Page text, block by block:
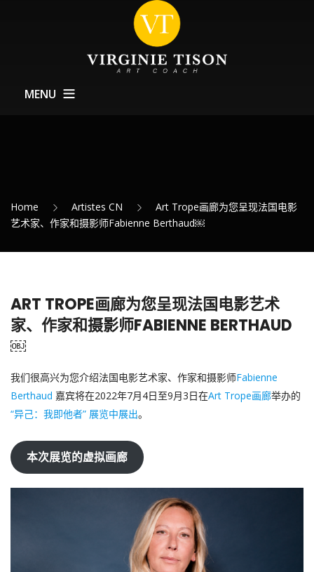
MENU
Expositions – 展览
Home Artistes CN
Art Trope画廊为您呈现法国电影
艺术家、作家和摄影师Fabienne Berthaud￼
ART TROPE画廊为您呈现法国电影艺术
家、作家和摄影师FABIENNE BERTHAUD
￼
我们很高兴为您介绍法国电影艺术家、作家和摄影师Fabienne
Berthaud 嘉宾将在2022年7月4日至9月3日在Art Trope画廊举办的
“异己：我即他者” 展览中展出。
本次展览的虚拟画廊